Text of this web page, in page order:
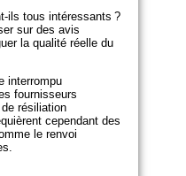
ils tous intéressants ?
sur des avis
la qualité réelle du
interrompu
fournisseurs
résiliation
cependant des
le renvoi